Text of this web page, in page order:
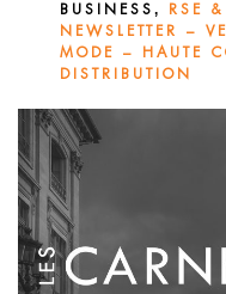
BUSINESS , RSE
NEWSLETTER –
MODE – HAUTE
DISTRIBUTION